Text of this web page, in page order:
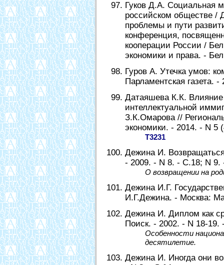
Гуков Д.А. Социальная
российском обществе /
проблемы и пути
конференция,
кооперации России /
экономики и права. -
Гуров А. Утечка умов:
Парламентская газета.
Датаяшева К.К.
интеллектуальной
З.К.Омарова //
экономики. - 2014. - N 5
Т3231
Дежина И.
- 2009. - N 8. - С.18; N 9.
О возвращении на
Дежина И.Г.
И.Г.Дежина. - Москва:
Дежина И. Диплом как
Поиск. - 2002. - N 18-19.
Особенности
десятилетие.
Дежина И. Иногда они